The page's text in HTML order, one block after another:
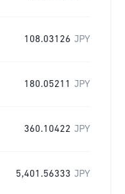
108.03126 JPY
180.05211 JPY
360.10422 JPY
5,401.56333 JPY